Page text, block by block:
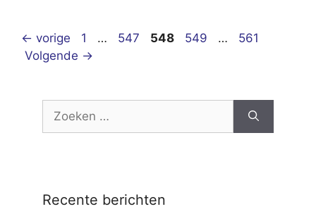
← vorige Pagina
1 … Pagina
547 Pagina
548 Pagina
549 … Pagina
561
Volgende →
naar:
Recente berichten